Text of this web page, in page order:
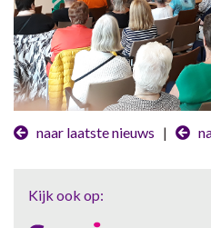
naar laatste nieuws |
Kijk ook op: